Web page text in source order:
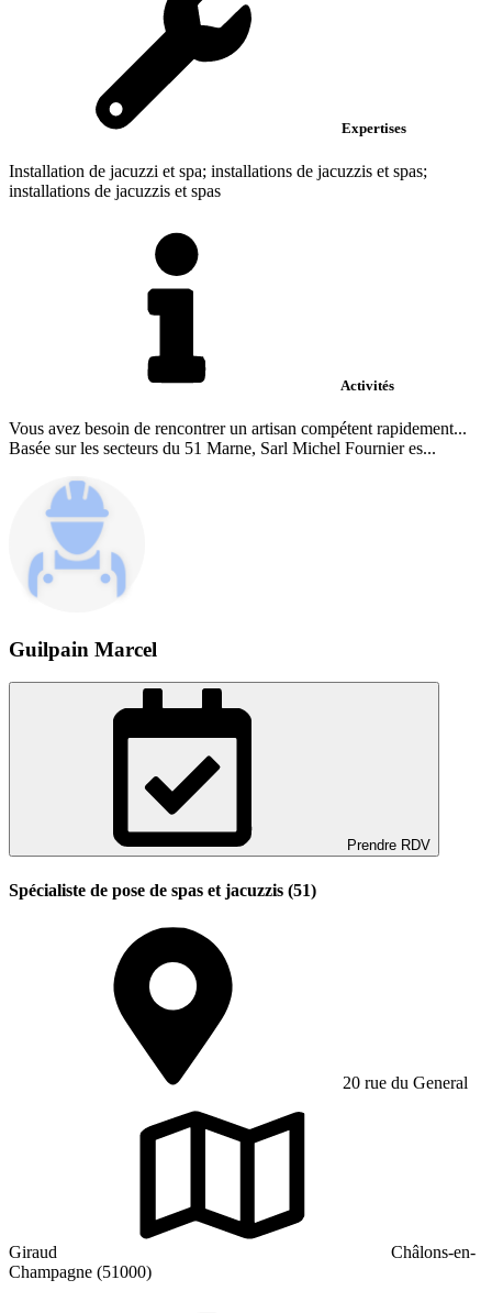
Expertises
Installation de jacuzzi et spa; installations de jacuzzis et spas;
installations de jacuzzis et spas
Activités
Vous avez besoin de rencontrer un artisan compétent rapidement...
Basée sur les secteurs du 51 Marne, Sarl Michel Fournier es...
Guilpain Marcel
Prendre RDV
Spécialiste de pose de spas et jacuzzis (51)
20 rue du General
Giraud
Châlons-en-
Champagne (51000)